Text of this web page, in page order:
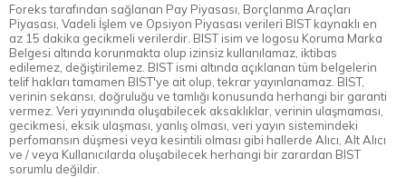
Foreks tarafından sağlanan Pay Piyasası, Borçlanma Araçları
Piyasası, Vadeli İşlem ve Opsiyon Piyasası verileri BIST kaynaklı en
az 15 dakika gecikmeli verilerdir. BIST isim ve logosu Koruma Marka
Belgesi altında korunmakta olup izinsiz kullanılamaz, iktibas
edilemez, değiştirilemez. BIST ismi altında açıklanan tüm belgelerin
telif hakları tamamen BIST'ye ait olup, tekrar yayınlanamaz. BIST,
verinin sekansı, doğruluğu ve tamlığı konusunda herhangi bir garanti
vermez. Veri yayınında oluşabilecek aksaklıklar, verinin ulaşmaması,
gecikmesi, eksik ulaşması, yanlış olması, veri yayın sistemindeki
perfomansın düşmesi veya kesintili olması gibi hallerde Alıcı, Alt Alıcı
ve / veya Kullanıcılarda oluşabilecek herhangi bir zarardan BIST
sorumlu değildir.